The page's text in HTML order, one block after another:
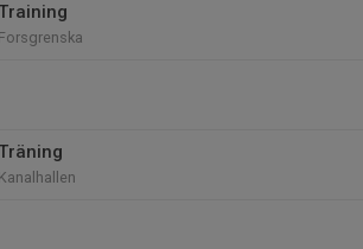
Forsgrenska
Kanalhallen